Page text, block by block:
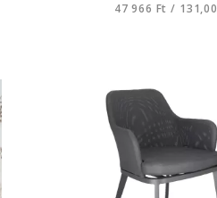
47 966 Ft/